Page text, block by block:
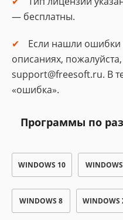
— бесплатны.
Если нашли ошибки
описаниях,
support@freesoft.ru. В
«ошибка».
Программы по
WINDOWS 10
WINDOWS 8 WINDOWS